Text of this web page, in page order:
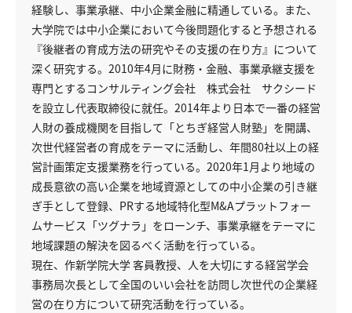
経験し、事業承継、中小企業金融に精通している。また、
大学院では中小企業において今後問題化すると予想される
『後継者の育成方法の研究やその支援の在り方』について
深く研究する。2010年4月に財務・金融、事業承継支援を
専門とするコンサルティング会社 株式会社 サクシード
を設立し代表取締役に就任。2014年より日本で一番の経営
人財の養成機関を目指して「とちぎ経営人財塾」を開講、
次世代経営者の育成をテーマに活動し、年間80社以上の経
営計画策定支援業務を行っている。2020年1月より地域の
成長意欲の高い企業を地域資源としての中小企業の引き継
ぎ手として登録、PRする地域特化型M&Aプラットフォー
ムサービス「ツグナラ」をローンチ、事業承継をテーマに
地域課題の解決を図るべく活動を行っている。
現在、作新学院大学 客員教授、人を大切にする経営学会
事務局次長として全国のいい会社を訪問し次世代の企業経
営の在り方について研究活動を行っている。